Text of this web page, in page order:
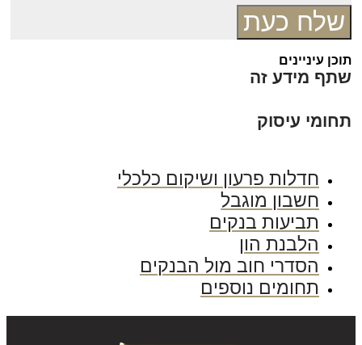
שלח כעת
עיניינים
מידע זה
עיסוק
חדלות פרעון ושיקום כלכלי
חשבון מוגבל
תביעות בנקים
הלבנת הון
הסדרי חוב מול הבנקים
תחומים נוספים